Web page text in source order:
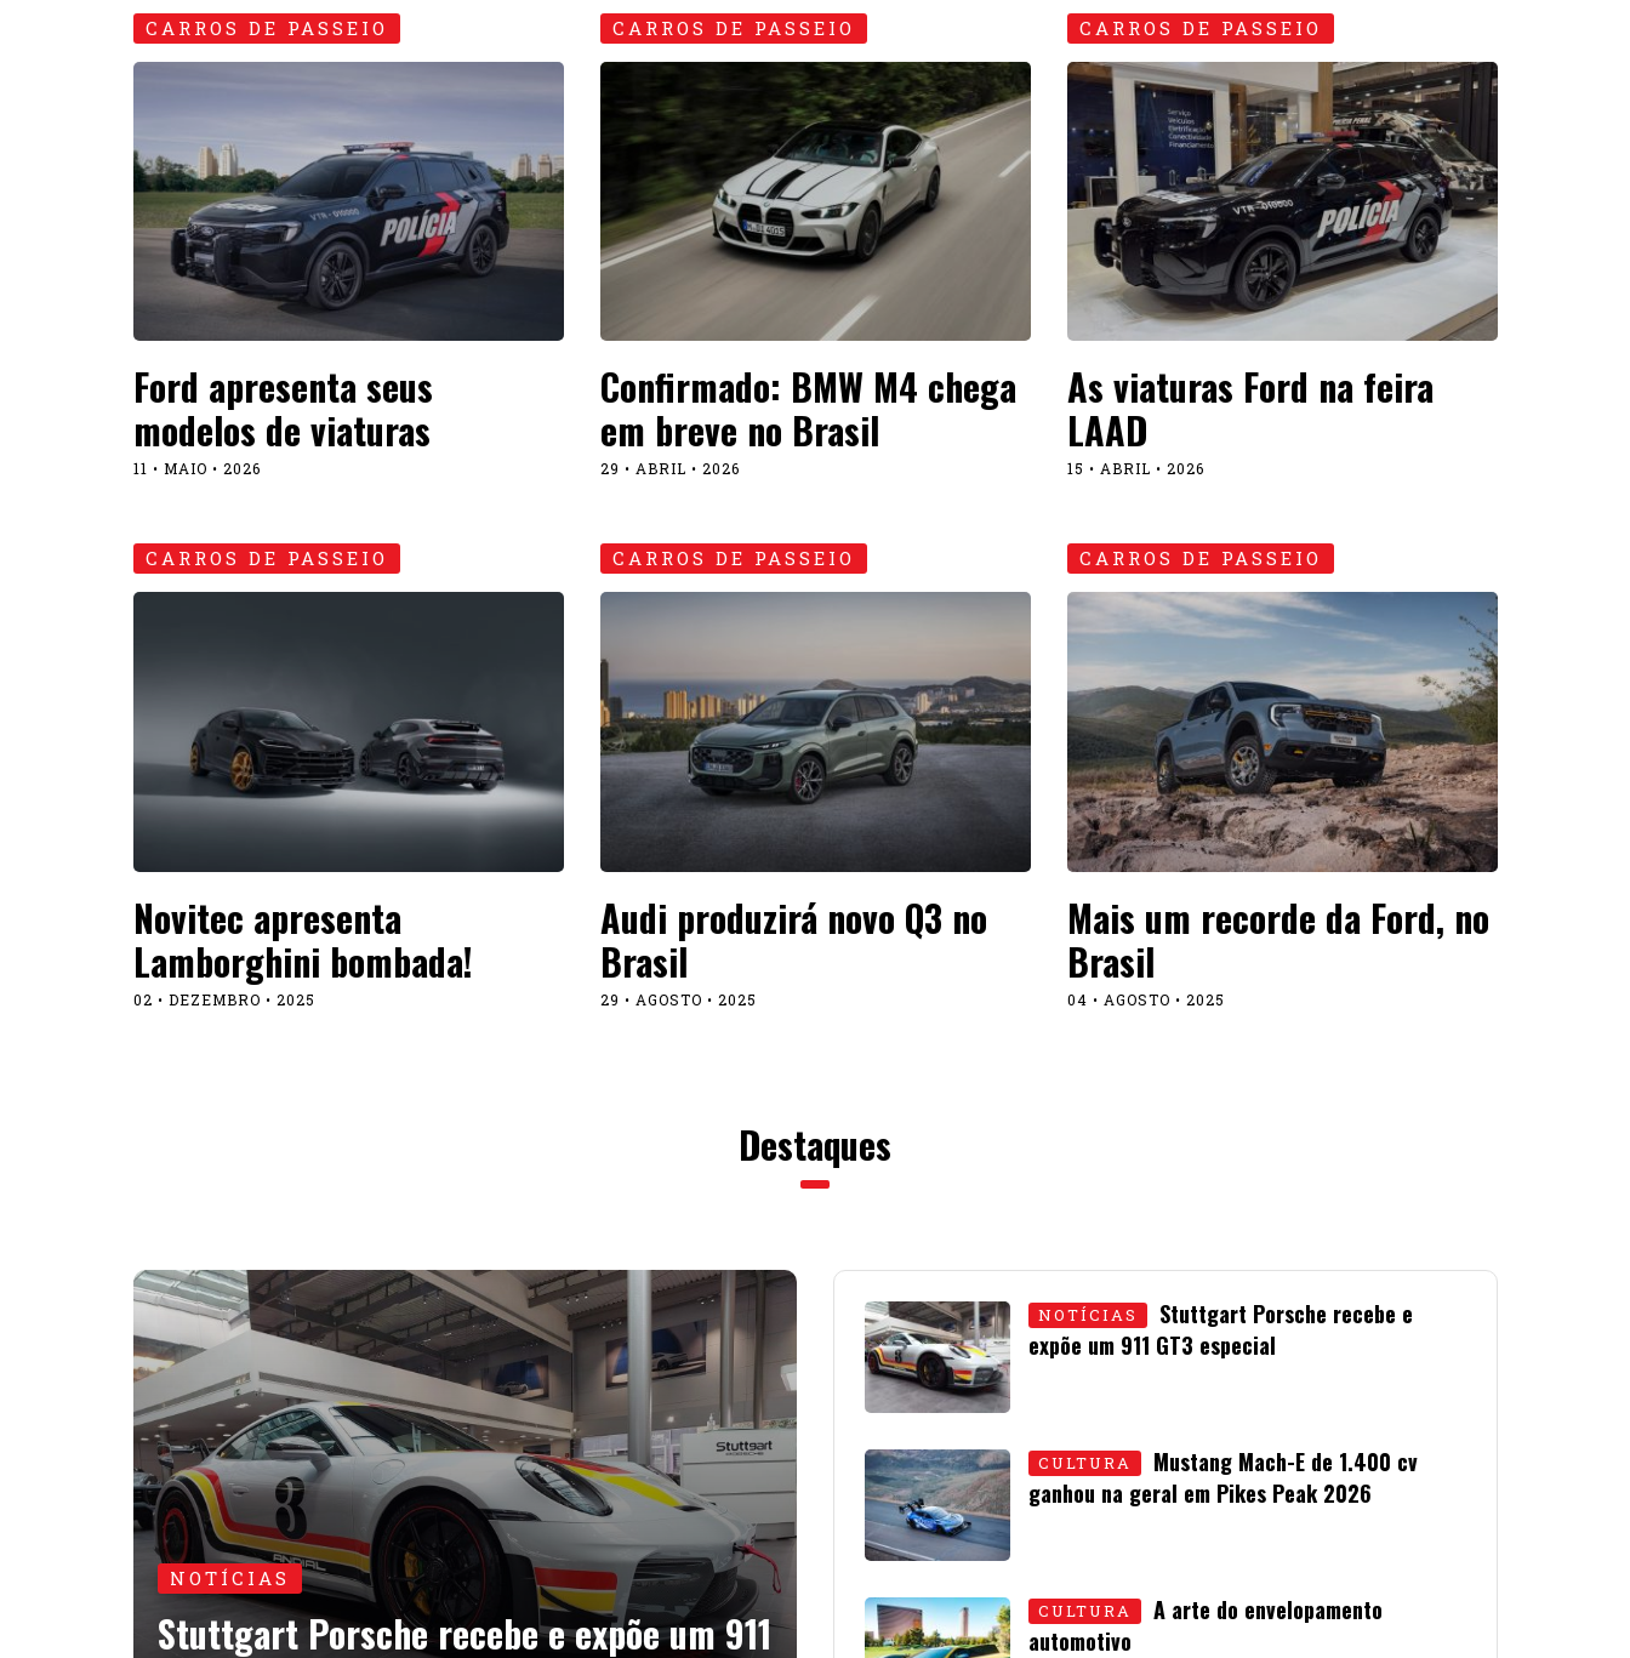
CARROS DE PASSEIO
Ford apresenta seus
modelos de viaturas
11 • MAIO • 2026
CARROS DE PASSEIO
Confirmado: BMW M4 chega
em breve no Brasil
29 • ABRIL • 2026
CARROS DE PASSEIO
As viaturas Ford na feira
LAAD
15 • ABRIL • 2026
CARROS DE PASSEIO
Novitec apresenta
Lamborghini bombada!
02 • DEZEMBRO • 2025
CARROS DE PASSEIO
Audi produzirá novo Q3 no
Brasil
29 • AGOSTO • 2025
CARROS DE PASSEIO
Mais um recorde da Ford, no
Brasil
04 • AGOSTO • 2025
Destaques
NOTÍCIAS
Stuttgart Porsche recebe e expõe um 911
NOTÍCIAS
Stuttgart Porsche recebe e
expõe um 911 GT3 especial
CULTURA
Mustang Mach-E de 1.400 cv
ganhou na geral em Pikes Peak 2026
CULTURA
A arte do envelopamento
automotivo